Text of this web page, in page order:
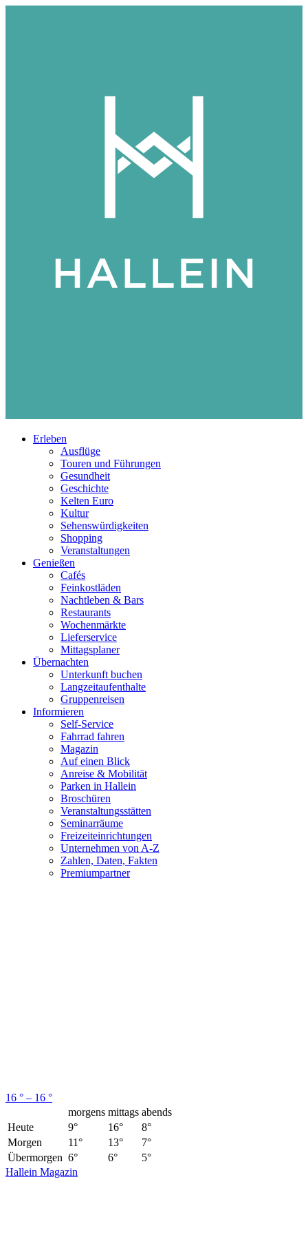
Erleben
Ausflüge
Touren und Führungen
Gesundheit
Geschichte
Kelten Euro
Kultur
Sehenswürdigkeiten
Shopping
Veranstaltungen
Genießen
Cafés
Feinkostläden
Nachtleben & Bars
Restaurants
Wochenmärkte
Lieferservice
Mittagsplaner
Übernachten
Unterkunft buchen
Langzeitaufenthalte
Gruppenreisen
Informieren
Self-Service
Fahrrad fahren
Magazin
Auf einen Blick
Anreise & Mobilität
Parken in Hallein
Broschüren
Veranstaltungsstätten
Seminarräume
Freizeiteinrichtungen
Unternehmen von A-Z
Zahlen, Daten, Fakten
Premiumpartner
16 ° – 16 °
morgens mittags abends
Heute
9° 16°
8°
Morgen
11° 13°
7°
Übermorgen 6° 6°
5°
Hallein Magazin